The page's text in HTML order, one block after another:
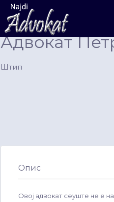
Search
for:
Адвокат
Штип
Опис
Овој адвокат сеуште не е